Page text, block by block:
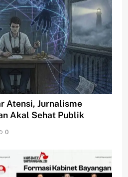
Atensi, Jurnalisme
Akal Sehat Publik
0